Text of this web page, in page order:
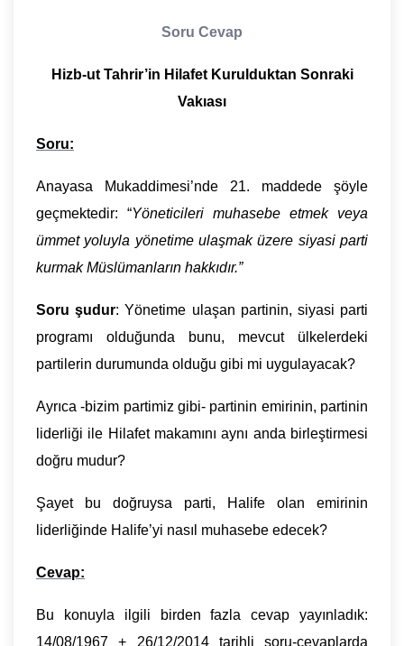
Soru Cevap
Hizb-ut Tahrir’in Hilafet Kurulduktan Sonraki
Vakıası
Soru:
Anayasa Mukaddimesi’nde 21. maddede şöyle
geçmektedir: “Yöneticileri muhasebe etmek veya
ümmet yoluyla yönetime ulaşmak üzere siyasi parti
kurmak Müslümanların hakkıdır.”
Soru şudur: Yönetime ulaşan partinin, siyasi parti
programı olduğunda bunu, mevcut ülkelerdeki
partilerin durumunda olduğu gibi mi uygulayacak?
Ayrıca -bizim partimiz gibi- partinin emirinin, partinin
liderliği ile Hilafet makamını aynı anda birleştirmesi
doğru mudur?
Şayet bu doğruysa parti, Halife olan emirinin
liderliğinde Halife’yi nasıl muhasebe edecek?
Cevap:
Bu konuyla ilgili birden fazla cevap yayınladık:
14/08/1967 + 26/12/2014 tarihli soru-cevaplarda